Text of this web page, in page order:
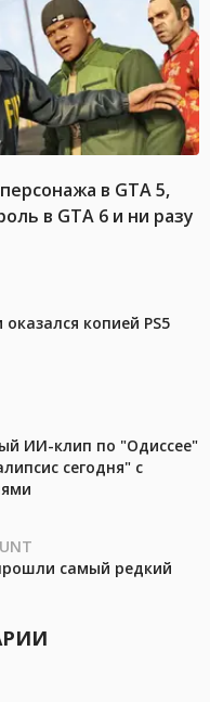
в GTA 5,
в GTA 6 и ни разу
копией PS5
ИИ-клип по "Одиссее"
сегодня" с
самый редкий